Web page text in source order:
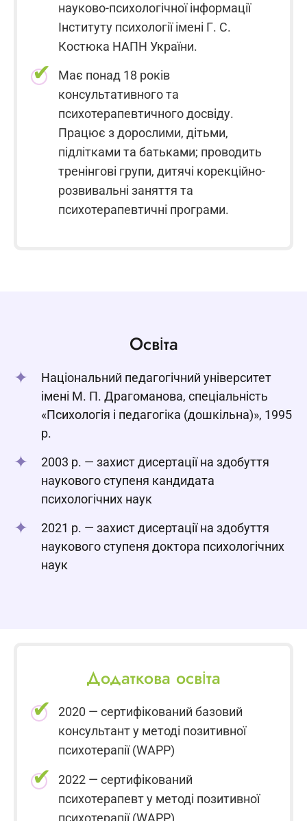
науково-психологічної інформації
Інституту психології імені Г. С.
Костюка НАПН України.
Має понад 18 років
консультативного та
психотерапевтичного досвіду.
Працює з дорослими, дітьми,
підлітками та батьками; проводить
тренінгові групи, дитячі корекційно-
розвивальні заняття та
психотерапевтичні програми.
Освіта
Національний педагогічний університет
імені М. П. Драгоманова, спеціальність
«Психологія і педагогіка (дошкільна)», 1995
р.
2003 р. — захист дисертації на здобуття
наукового ступеня кандидата
психологічних наук
2021 р. — захист дисертації на здобуття
наукового ступеня доктора психологічних
наук
Додаткова освіта
2020 — сертифікований базовий
консультант у методі позитивної
психотерапії (WAPP)
2022 — сертифікований
психотерапевт у методі позитивної
психотерапії (WAPP)